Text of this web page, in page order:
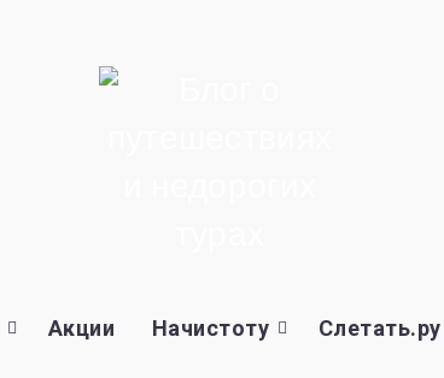
Акции Начистоту Слетать.ру